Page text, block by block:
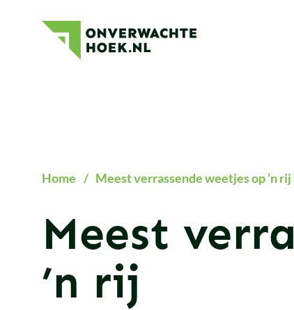
Onverwachte
Hoek
verrassende
Home / Meest verrassende weetjes op ’n rij
Meest
’n rij